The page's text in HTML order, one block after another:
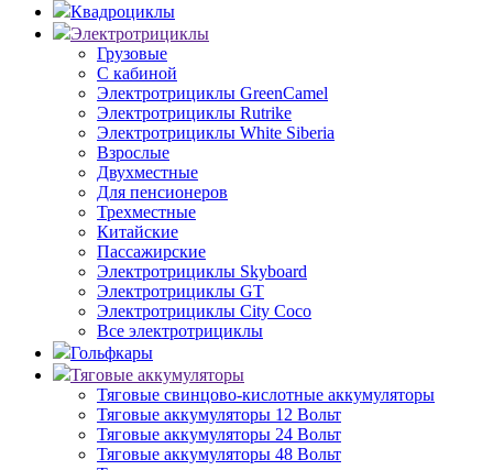
Квадроциклы
Электротрициклы
Грузовые
С кабиной
Электротрициклы GreenCamel
Электротрициклы Rutrike
Электротрициклы White Siberia
Взрослые
Двухместные
Для пенсионеров
Трехместные
Китайские
Пассажирские
Электротрициклы Skyboard
Электротрициклы GT
Электротрициклы City Coco
Все электротрициклы
Гольфкары
Тяговые аккумуляторы
Тяговые свинцово-кислотные аккумуляторы
Тяговые аккумуляторы 12 Вольт
Тяговые аккумуляторы 24 Вольт
Тяговые аккумуляторы 48 Вольт